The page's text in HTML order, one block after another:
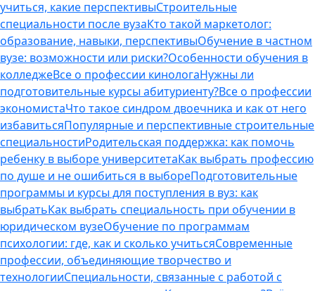
учиться, какие перспективыСтроительные
специальности после вузаКто такой маркетолог:
образование, навыки, перспективыОбучение в частном
вузе: возможности или риски?Особенности обучения в
колледжеВсе о профессии кинологаНужны ли
подготовительные курсы абитуриенту?Все о профессии
экономистаЧто такое синдром двоечника и как от него
избавитьсяПопулярные и перспективные строительные
специальностиРодительская поддержка: как помочь
ребенку в выборе университетаКак выбрать профессию
по душе и не ошибиться в выбореПодготовительные
программы и курсы для поступления в вуз: как
выбратьКак выбрать специальность при обучении в
юридическом вузеОбучение по программам
психологии: где, как и сколько учитьсяСовременные
профессии, объединяющие творчество и
технологииСпециальности, связанные с работой с